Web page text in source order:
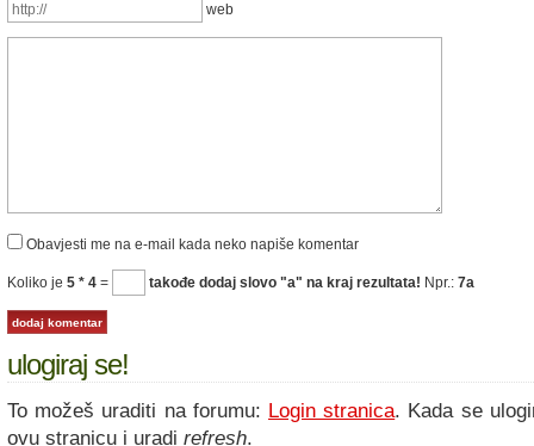
web
Obavjesti me na e-mail kada neko napiše komentar
Koliko je 5 * 4 = takođe dodaj slovo "a" na kraj rezultata! Npr.: 7a
ulogiraj se!
To možeš uraditi na forumu: Login stranica. Kada se
ovu stranicu i uradi refresh.